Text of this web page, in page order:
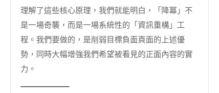
理解了這些核心原理，我們就能明白，「降冪」不
是一場奇襲，而是一場系統性的「資訊重構」工
程。我們要做的，是削弱目標負面頁面的上述優
勢，同時大幅增強我們希望被看見的正面內容的實
力。